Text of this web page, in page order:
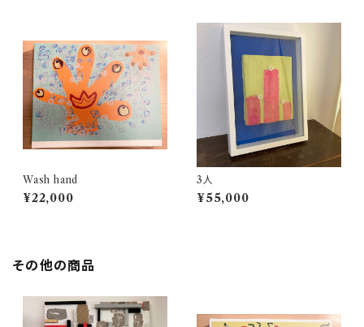
Wash hand
¥22,000
3人
¥55,000
その他の商品